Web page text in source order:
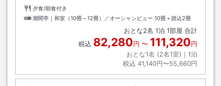
夕食/朝食付き
潮聞亭｜和室（10畳～12畳）／オーシャンビュー 10畳＋踏込2畳
おとな2名 1泊 1部屋 合計
税込 82,280円 〜 111,320円
おとな1名 (2名1室)｜ 1泊
税込 41,140円〜55,660円